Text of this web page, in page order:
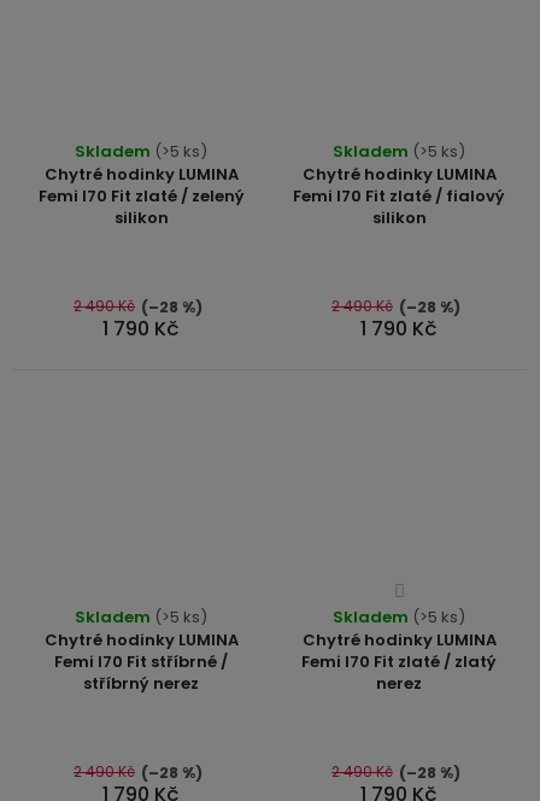
Chytré hodinky LUMINA
Femi I70 Fit zlaté / zelený
silikon
Skladem (>5 ks)
1 790 Kč
2 490 Kč (–28 %)
Chytré hodinky LUMINA
Femi I70 Fit zlaté / fialový
silikon
hodnocení
produktu
je
5
hvězdiček.
Skladem (>5 ks)
1 790 Kč
2 490 Kč (–28 %)
Chytré hodinky LUMINA
Femi I70 Fit stříbrné /
stříbrný nerez
hodnocení
produktu
je
5
Skladem (>5 ks)
1 790 Kč
2 490 Kč (–28 %)
Chytré hodinky LUMINA
Femi I70 Fit zlaté / zlatý
nerez
Průměrné
hodnocení
produktu
je
5
hvězdiček.
Skladem (>5 ks)
1 790 Kč
2 490 Kč (–28 %)